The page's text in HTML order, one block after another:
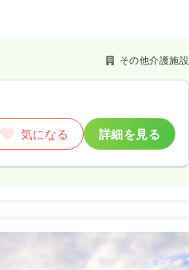
その他介護施設
気になる 詳細を見る